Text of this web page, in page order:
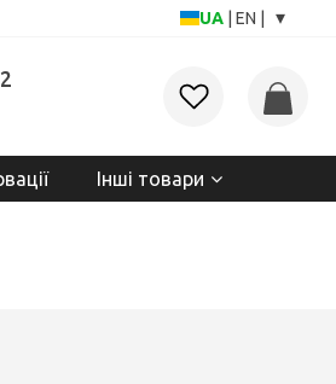
UA EN ▾
Інші товари